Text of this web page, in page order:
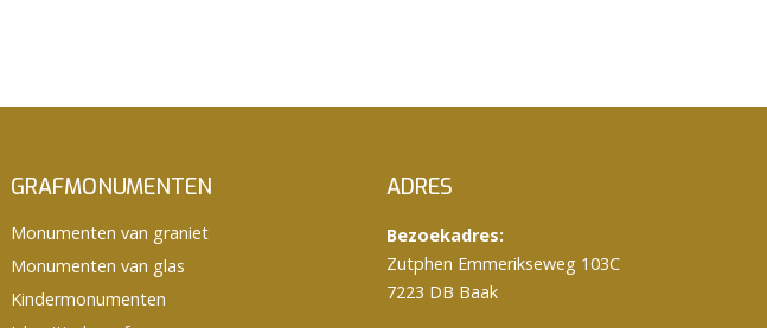
GRAFMONUMENTEN
Monumenten van graniet
Monumenten van glas
Kindermonumenten
ADRES
Bezoekadres:
Zutphen Emmerikseweg 103C
7223 DB Baak